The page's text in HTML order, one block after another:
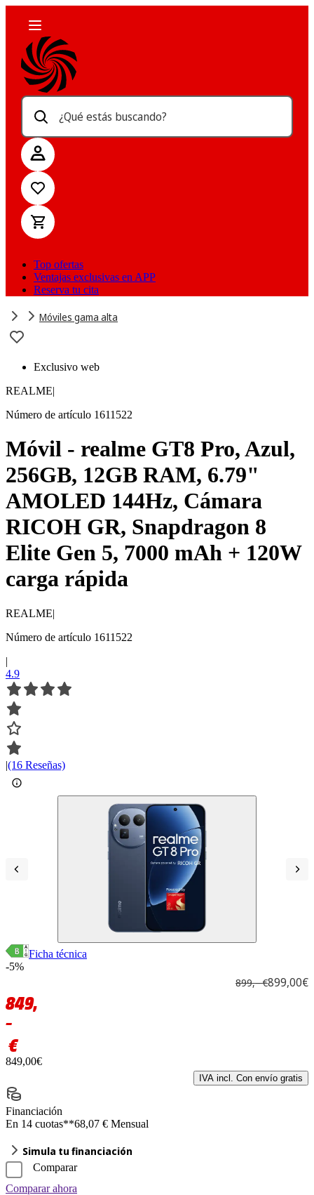
¿Qué estás buscando?
Top ofertas
Ventajas exclusivas en APP
Reserva tu cita
Móviles gama alta
Exclusivo web
REALME|
Número de artículo 1611522
Móvil - realme GT8 Pro, Azul,
256GB, 12GB RAM, 6.79"
AMOLED 144Hz, Cámara
RICOH GR, Snapdragon 8
Elite Gen 5, 7000 mAh + 120W
carga rápida
REALME|
Número de artículo 1611522
|
4.9
|(16 Reseñas)
Ficha técnica
-5%
899,– €899,00€
849,
–
€
849,00€
IVA incl. Con envío gratis
Financiación
En 14 cuotas**68,07 € Mensual
Simula tu financiación
Comparar
Comparar ahora